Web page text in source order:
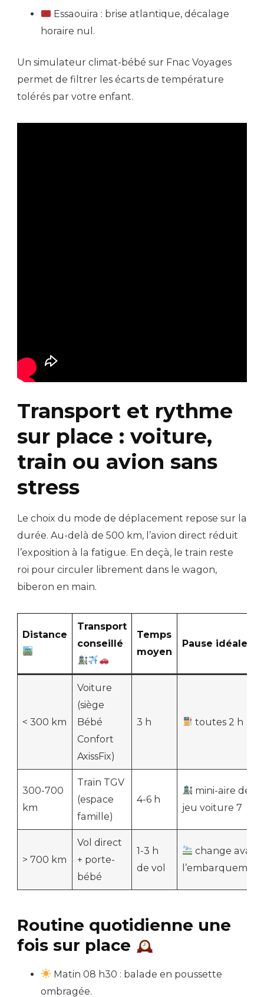
Essaouira : brise atlantique, décalage
horaire nul.
Un simulateur climat-bébé sur Fnac Voyages
permet de filtrer les écarts de température
tolérés par votre enfant.
Transport et rythme
sur place : voiture,
train ou avion sans
stress
Le choix du mode de déplacement repose sur la
durée. Au-delà de 500 km, l’avion direct réduit
l’exposition à la fatigue. En deçà, le train reste
roi pour circuler librement dans le wagon,
biberon en main.
Distance
Transport
conseillé
Temps
moyen
Pause idéale
< 300 km
Voiture
(siège
Bébé
Confort
AxissFix)
3 h toutes 2 h
300-700
km
Train TGV
(espace
famille)
4-6 h
mini-aire de
jeu voiture 7
> 700 km
Vol direct
+ porte-
bébé
1-3 h
de vol
change avant
l’embarquement
Routine quotidienne une
fois sur place
Matin 08 h30 : balade en poussette
ombragée.